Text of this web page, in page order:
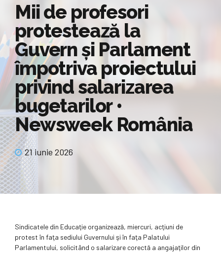
Mii de profesori
protestează la
Guvern și Parlament
împotriva proiectului
privind salarizarea
bugetarilor •
Newsweek România
21 iunie 2026
Sindicatele din Educaţie organizează, miercuri, acţiuni de
protest în faţa sediului Guvernului şi în faţa Palatului
Parlamentului, solicitând o salarizare corectă a angajaţilor din